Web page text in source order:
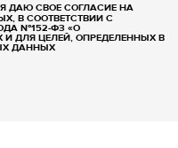
ДАЮ СВОЕ СОГЛАСИЕ НА
В СООТВЕТСТВИИ С
№152-ФЗ «О
ДЛЯ ЦЕЛЕЙ, ОПРЕДЕЛЕННЫХ В
ДАННЫХ